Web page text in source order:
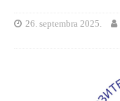
26. septembra 2025.